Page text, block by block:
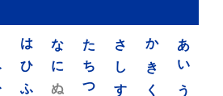
あ
い
う
か
き
く
さ
し
す
た
ち
つ
な
に
ぬ
は
ひ
ふ